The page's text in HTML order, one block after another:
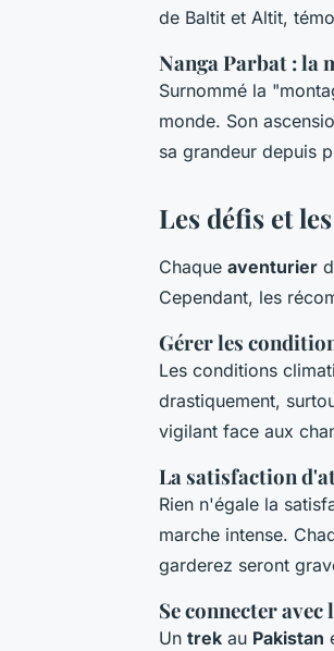
de Baltit et Altit,
Nanga Parbat : la
Surnommé la
monde. Son
sa grandeur depuis
Les défis et
Chaque aventurier
Cependant, les
Gérer les
Les conditions
drastiquement,
vigilant face aux
La satisfaction
Rien n'égale la
marche intense.
garderez seront
Se connecter
Un trek au Pakistan